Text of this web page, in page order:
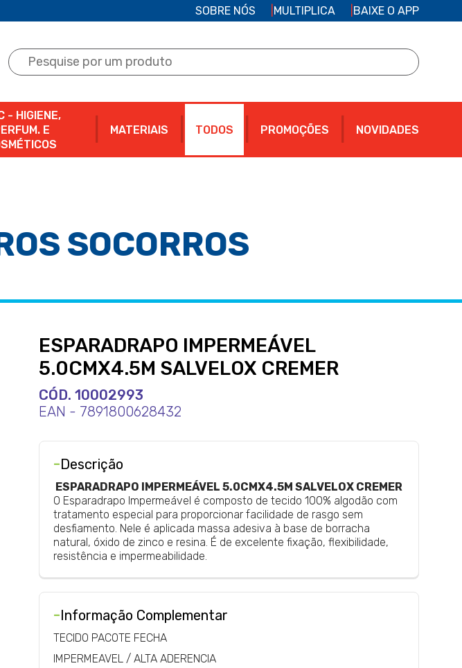
SOBRE NÓS MULTIPLICA BAIXE O APP
- HIGIENE,
E
MATERIAIS TODOS PROMOÇÕES NOVIDADES
SOCORROS
ESPARADRAPO IMPERMEÁVEL
5.0CMX4.5M SALVELOX CREMER
CÓD. 10002993
EAN - 7891800628432
-Descrição
ESPARADRAPO IMPERMEÁVEL 5.0CMX4.5M SALVELOX CREMER
O Esparadrapo Impermeável é composto de tecido 100% algodão com
tratamento especial para proporcionar facilidade de rasgo sem
desfiamento. Nele é aplicada massa adesiva à base de borracha
natural, óxido de zinco e resina. É de excelente fixação, flexibilidade,
resistência e impermeabilidade.
-Informação Complementar
TECIDO PACOTE FECHA
IMPERMEAVEL / ALTA ADERENCIA